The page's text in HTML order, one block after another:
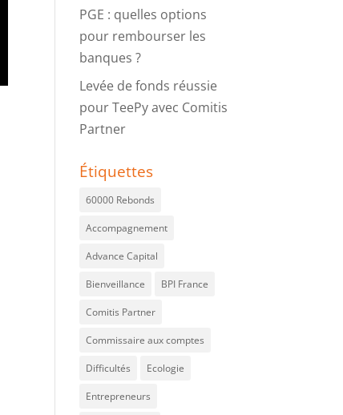
PGE : quelles options
pour rembourser les
banques ?
Levée de fonds réussie
pour TeePy avec Comitis
Partner
Étiquettes
60000 Rebonds
Accompagnement
Advance Capital
Bienveillance BPI France
Comitis Partner
Commissaire aux comptes
Difficultés Ecologie
Entrepreneurs